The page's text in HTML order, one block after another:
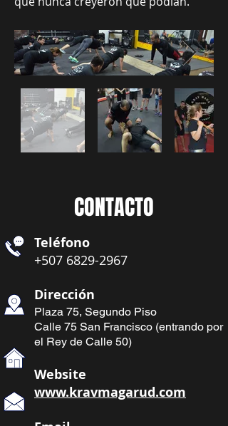
Teléfono
+507 6829-2967
Dirección
Plaza 75, Segundo Piso
Calle 75 San Francisco (entrando por
el Rey de Calle 50)
Website
www.kravmagarud.com
CONTACTO